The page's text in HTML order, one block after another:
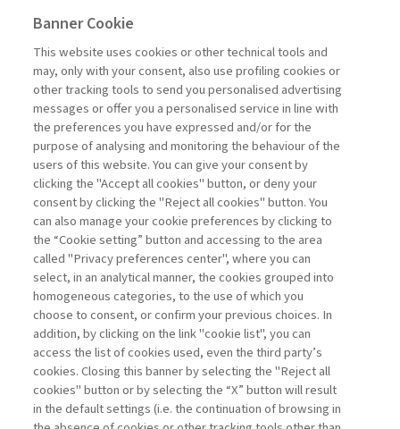
Vai all'archivio
Contatti
Banner Cookie
This website uses cookies or other technical tools and
may, only with your consent, also use profiling cookies or
other tracking tools to send you personalised advertising
messages or offer you a personalised service in line with
the preferences you have expressed and/or for the
purpose of analysing and monitoring the behaviour of the
users of this website. You can give your consent by
clicking the "Accept all cookies" button, or deny your
consent by clicking the "Reject all cookies" button. You
can also manage your cookie preferences by clicking to
the “Cookie setting” button and accessing to the area
called "Privacy preferences center", where you can
select, in an analytical manner, the cookies grouped into
homogeneous categories, to the use of which you
choose to consent, or confirm your previous choices. In
addition, by clicking on the link "cookie list", you can
access the list of cookies used, even the third party’s
cookies. Closing this banner by selecting the "Reject all
cookies" button or by selecting the “X” button will result
in the default settings (i.e. the continuation of browsing in